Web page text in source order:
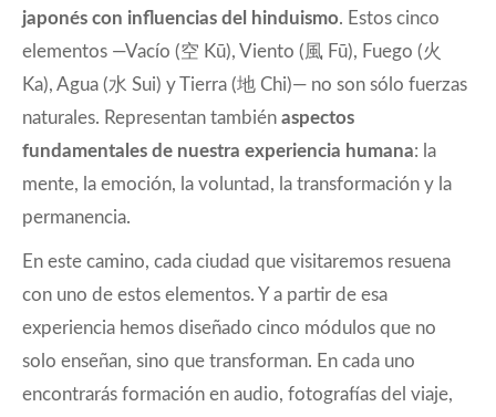
japonés con influencias del hinduismo. Estos cinco
elementos —Vacío (空 Kū), Viento (風 Fū), Fuego (火
Ka), Agua (水 Sui) y Tierra (地 Chi)— no son sólo fuerzas
naturales. Representan también aspectos
fundamentales de nuestra experiencia humana: la
mente, la emoción, la voluntad, la transformación y la
permanencia.
En este camino, cada ciudad que visitaremos resuena
con uno de estos elementos. Y a partir de esa
experiencia hemos diseñado cinco módulos que no
solo enseñan, sino que transforman. En cada uno
encontrarás formación en audio, fotografías del viaje,